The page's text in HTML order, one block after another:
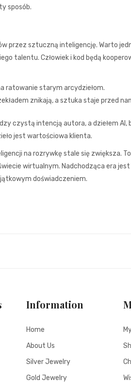
sposób.
przez sztuczną inteligencję. Warto
talentu. Człowiek i kod będą
ratowanie starym arcydziełom.
znikają, a sztuka staje przed
czystą intencją autora, a dziełem
jest wartościowa klienta.
na rozrywkę stale się zwiększa.
wirtualnym. Nadchodząca era jest
doświadczeniem.
Information
Home
About Us
Silver Jewelry
Gold Jewelry